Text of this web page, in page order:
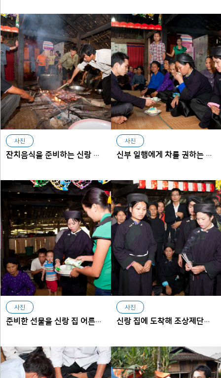
사진
잔치음식을 준비하는 신랑 집 친척들
사진
신부 일행에게 차를 권하는 신랑
사진
준비한 선물을 신랑 집 어른들께 드리는 신부
사진
신랑 집에 도착해 조상제단에 향을 피워 올리는 신부